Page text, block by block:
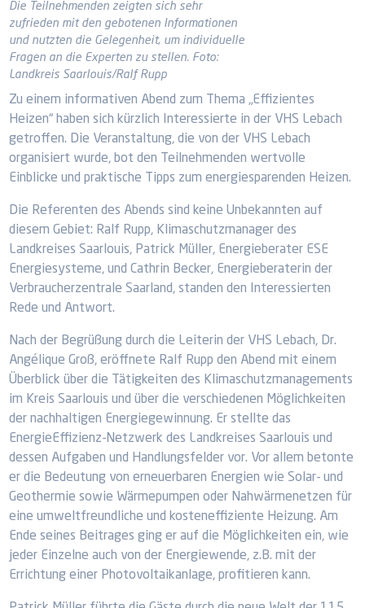
Die Teilnehmenden zeigten sich sehr
zufrieden mit den gebotenen Informationen
und nutzten die Gelegenheit, um individuelle
Fragen an die Experten zu stellen. Foto:
Landkreis Saarlouis/Ralf Rupp
Zu einem informativen Abend zum Thema „Effizientes
Heizen“ haben sich kürzlich Interessierte in der VHS Lebach
getroffen. Die Veranstaltung, die von der VHS Lebach
organisiert wurde, bot den Teilnehmenden wertvolle
Einblicke und praktische Tipps zum energiesparenden Heizen.
Die Referenten des Abends sind keine Unbekannten auf
diesem Gebiet: Ralf Rupp, Klimaschutzmanager des
Landkreises Saarlouis, Patrick Müller, Energieberater ESE
Energiesysteme, und Cathrin Becker, Energieberaterin der
Verbraucherzentrale Saarland, standen den Interessierten
Rede und Antwort.
Nach der Begrüßung durch die Leiterin der VHS Lebach, Dr.
Angélique Groß, eröffnete Ralf Rupp den Abend mit einem
Überblick über die Tätigkeiten des Klimaschutzmanagements
im Kreis Saarlouis und über die verschiedenen Möglichkeiten
der nachhaltigen Energiegewinnung. Er stellte das
EnergieEffizienz-Netzwerk des Landkreises Saarlouis und
dessen Aufgaben und Handlungsfelder vor. Vor allem betonte
er die Bedeutung von erneuerbaren Energien wie Solar- und
Geothermie sowie Wärmepumpen oder Nahwärmenetzen für
eine umweltfreundliche und kosteneffiziente Heizung. Am
Ende seines Beitrages ging er auf die Möglichkeiten ein, wie
jeder Einzelne auch von der Energiewende, z.B. mit der
Errichtung einer Photovoltaikanlage, profitieren kann.